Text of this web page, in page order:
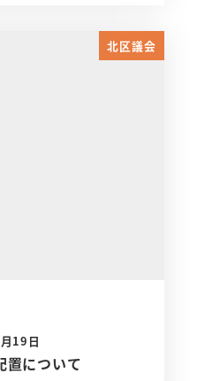
北区議会
置について
19日